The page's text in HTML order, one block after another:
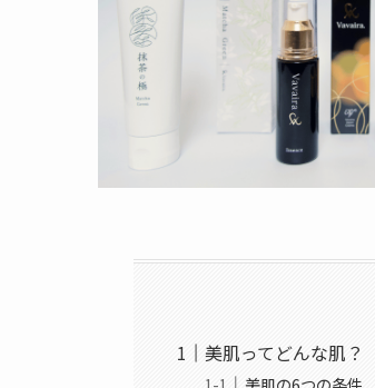
美肌ってどんな肌？